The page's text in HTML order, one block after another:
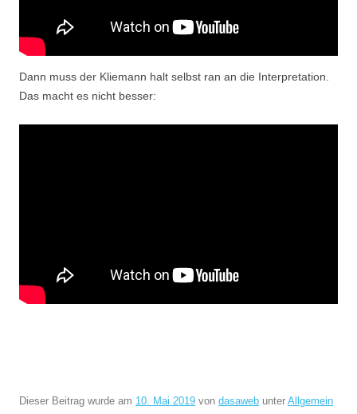
Dann muss der Kliemann halt selbst ran an die Interpretation.
Das macht es nicht besser:
Dieser Beitrag wurde am 10. Mai 2019 von dasaweb unter Allgemein